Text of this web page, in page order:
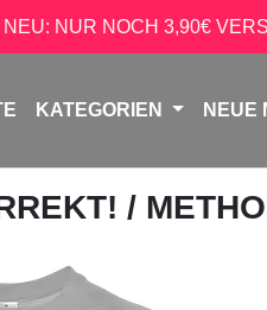
NEU: NUR NOCH 3,90€
KATEGORIEN NEUE
/